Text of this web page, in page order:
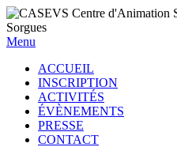
Menu
ACCUEIL
INSCRIPTION
ACTIVITÉS
ÉVÈNEMENTS
PRESSE
CONTACT